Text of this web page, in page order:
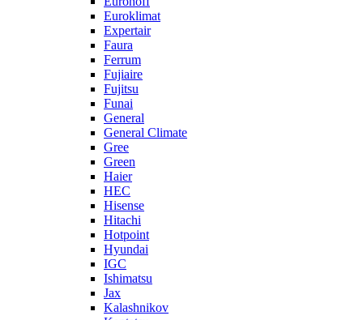
Euroklimat
Expertair
Faura
Ferrum
Fujiaire
Fujitsu
Funai
General
General Climate
Gree
Green
Haier
HEC
Hisense
Hitachi
Hotpoint
Hyundai
IGC
Ishimatsu
Jax
Kalashnikov